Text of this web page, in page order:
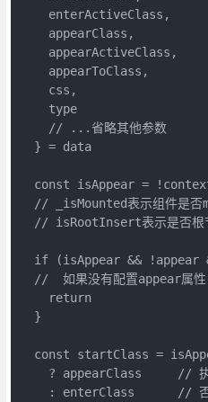
    enterActiveClass,
    appearClass,
    appearActiveClass,
    appearToClass,
    css,
    type
    // ...省略其他参数
  } = data
const isAppear =
// _isMounted表示组件是否
// isRootInsert表示是否根
if (isAppear &&
//  如果没有配置appear属性
    return
  }
const startClass =
? appearClass     //
: enterClass      //